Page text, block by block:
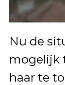
Nu de
mogelijk
haar te